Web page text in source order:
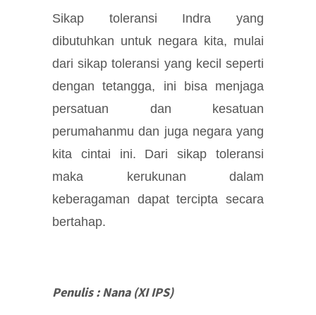
Sikap toleransi Indra yang
dibutuhkan untuk negara kita, mulai
dari sikap toleransi yang kecil seperti
dengan tetangga, ini bisa menjaga
persatuan dan kesatuan
perumahanmu dan juga negara yang
kita cintai ini. Dari sikap toleransi
maka kerukunan dalam
keberagaman dapat tercipta secara
bertahap.
Penulis : Nana (XI IPS)